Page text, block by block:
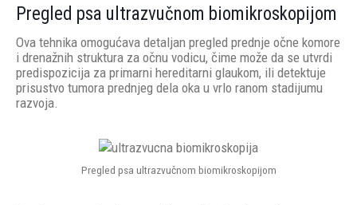
Pregled psa ultrazvučnom biomikroskopijom
Ova tehnika omogućava detaljan pregled prednje očne komore
i drenažnih struktura za očnu vodicu, čime može da se utvrdi
predispozicija za primarni hereditarni glaukom, ili detektuje
prisustvo tumora prednjeg dela oka u vrlo ranom stadijumu
razvoja.
Pregled psa ultrazvučnom biomikroskopijom